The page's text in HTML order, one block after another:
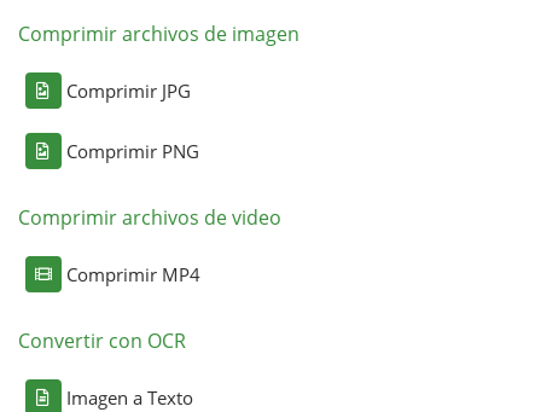
Comprimir archivos de imagen
Comprimir JPG
Comprimir PNG
Comprimir archivos de video
Comprimir MP4
Convertir con OCR
Imagen a Texto